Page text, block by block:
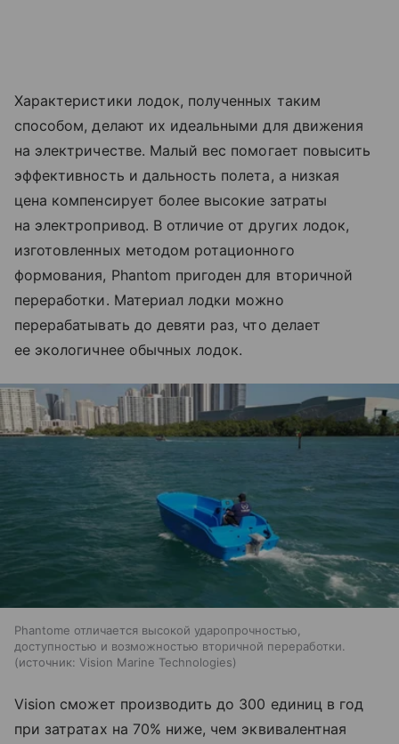
Характеристики лодок, полученных таким
способом, делают их идеальными для движения
на электричестве. Малый вес помогает повысить
эффективность и дальность полета, а низкая
цена компенсирует более высокие затраты
на электропривод. В отличие от других лодок,
изготовленных методом ротационного
формования, Phantom пригоден для вторичной
переработки. Материал лодки можно
перерабатывать до девяти раз, что делает
ее экологичнее обычных лодок.
Phantome отличается высокой ударопрочностью,
доступностью и возможностью вторичной переработки.
источник: Vision Marine Technologies
Vision сможет производить до 300 единиц в год
при затратах на 70% ниже, чем эквивалентная